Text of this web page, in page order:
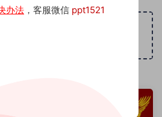
办法 ，客服微信 ppt1521